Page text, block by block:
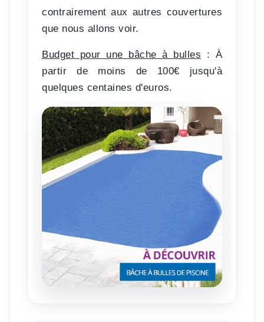
contrairement aux autres couvertures
que nous allons voir.
Budget pour une bâche à bulles : À
partir de moins de 100€ jusqu'à
quelques centaines d'euros.